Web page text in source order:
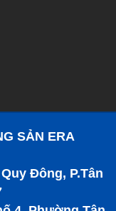
SẢN ERA
Đông, P.Tân